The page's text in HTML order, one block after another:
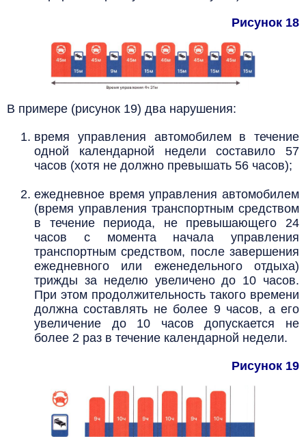
Рисунок 18
В примере (рисунок 19) два нарушения:
время управления автомобилем в течение
одной календарной недели составило 57
часов (хотя не должно превышать 56 часов);
ежедневное время управления автомобилем
(время управления транспортным средством
в течение периода, не превышающего 24
часов с момента начала управления
транспортным средством, после завершения
ежедневного или еженедельного отдыха)
трижды за неделю увеличено до 10 часов.
При этом продолжительность такого времени
должна составлять не более 9 часов, а его
увеличение до 10 часов допускается не
более 2 раз в течение календарной недели.
Рисунок 19